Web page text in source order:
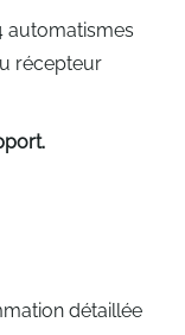
automatismes
récepteur
détaillée